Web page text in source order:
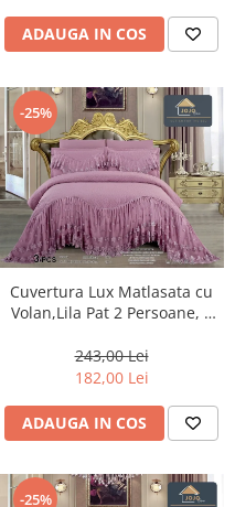
ADAUGA IN COS
-25%
Cuvertura Lux Matlasata cu
Volan,Lila Pat 2 Persoane, 3
243,00 Lei
182,00 Lei
ADAUGA IN COS
-25%